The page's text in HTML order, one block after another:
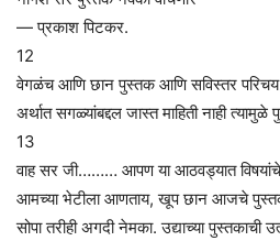
— प्रकाश पिटकर.
12
वेगळंच आणि छान पुस्तक आणि सविस्तर
अर्थात सगळ्यांबद्दल जास्त माहिती नाही
13
वाह सर जी……… आपण या आठवड्यात विषयांचे
आमच्या भेटीला आणताय, खूप छान आजचे
सोपा तरीही अगदी नेमका. उद्याच्या पुस्तकाची